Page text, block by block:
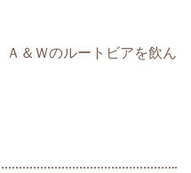
Ａ＆Ｗのルートビアを飲ん